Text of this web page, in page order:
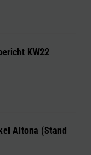
KW22
Altona (Stand